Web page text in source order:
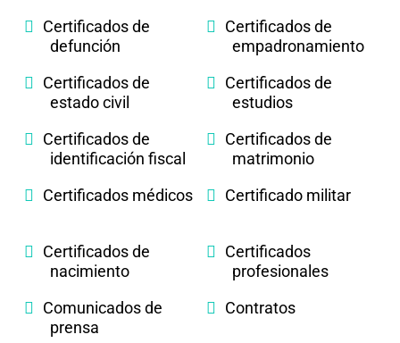
Certificados de
defunción
Certificados de
empadronamiento
Certificados de
estado civil
Certificados de
estudios
Certificados de
identificación fiscal
Certificados de
matrimonio
Certificados médicos
Certificado militar
Certificados de
nacimiento
Certificados
profesionales
Comunicados de
prensa
Contratos